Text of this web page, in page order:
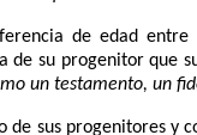
de edad
su progenitor que
un testamento, un
de sus progenitores